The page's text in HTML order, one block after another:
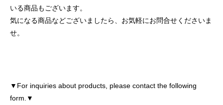
いる商品もございます。
気になる商品などございましたら、お気軽にお問合せくださいま
せ。
▼For inquiries about products, please contact the following
form.▼